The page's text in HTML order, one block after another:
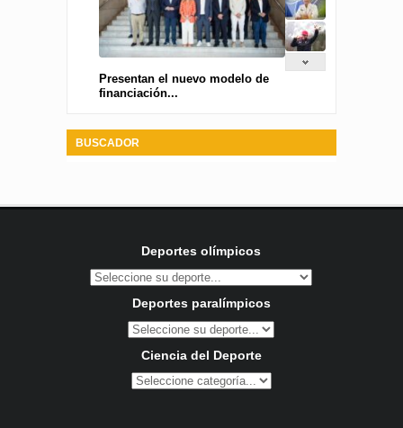
Presentan el nuevo modelo de
financiación...
BUSCADOR
Deportes olímpicos
Deportes paralímpicos
Ciencia del Deporte